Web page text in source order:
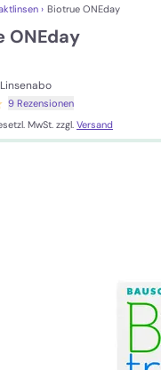
› Biotrue ONEday
ONEday
9 Rezensionen
MwSt. zzgl. Versand